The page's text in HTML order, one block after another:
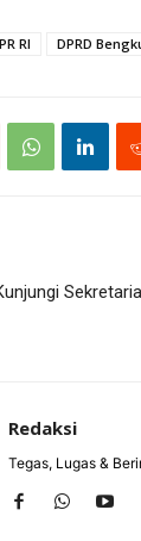
RI DPRD
Redaksi
Tegas, Lugas &